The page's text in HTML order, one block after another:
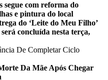
segue com reforma do
e pintura do local
do ‘Leite do Meu Filho’
concluída nesta terça,
De Completar Ciclo
Da Mãe Após Chegar